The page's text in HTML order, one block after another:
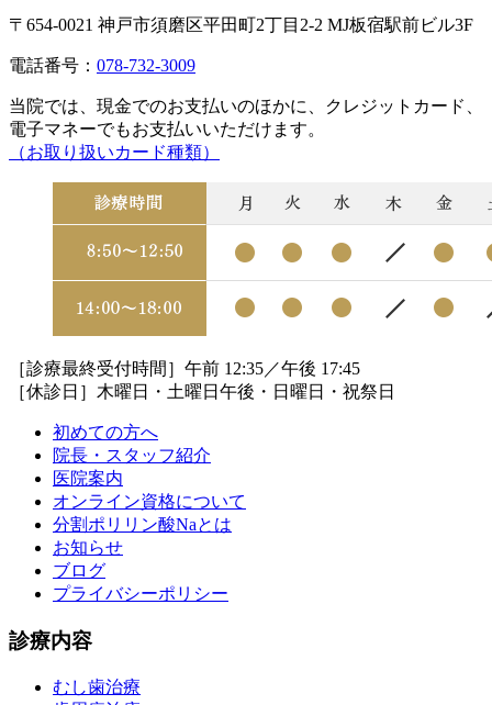
〒654-0021 神戸市須磨区平田町2丁目2-2 MJ板宿駅前ビル3F
電話番号： 078-732-3009
当院では、現金でのお支払いのほかに、クレジットカード、
電子マネーでもお支払いいただけます。
（お取り扱いカード種類）
［診療最終受付時間］午前 12:35／午後 17:45
［休診日］木曜日・土曜日午後・日曜日・祝祭日
初めての方へ
院長・スタッフ紹介
医院案内
オンライン資格について
分割ポリリン酸Naとは
お知らせ
ブログ
プライバシーポリシー
診療内容
むし歯治療